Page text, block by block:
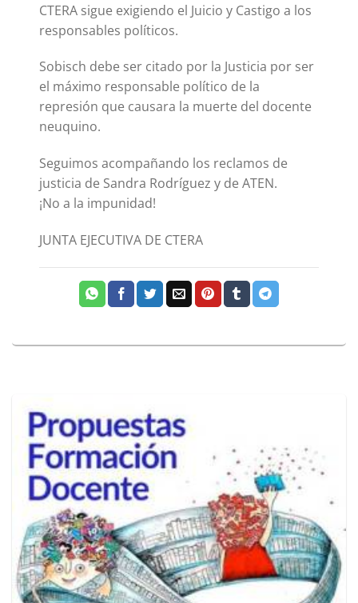
CTERA sigue exigiendo el Juicio y Castigo a los
responsables políticos.
Sobisch debe ser citado por la Justicia por ser
el máximo responsable político de la
represión que causara la muerte del docente
neuquino.
Seguimos acompañando los reclamos de
justicia de Sandra Rodríguez y de ATEN.
¡No a la impunidad!
JUNTA EJECUTIVA DE CTERA